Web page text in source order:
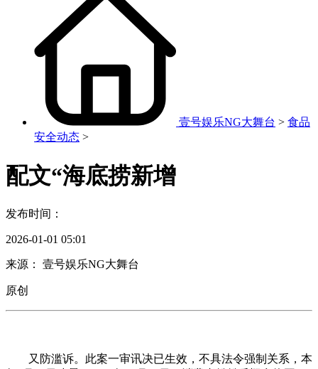
壹号娱乐NG大舞台 > 食品
安全动态 >
配文“海底捞新增
发布时间：
2026-01-01 05:01
来源： 壹号娱乐NG大舞台
原创
又防滥诉。此案一审讯决已生效，不具法令强制关系，本